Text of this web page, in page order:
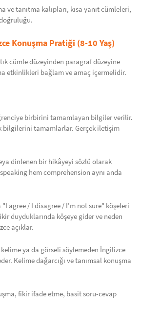
ve tanıtma kalıpları, kısa yanıt cümleleri,
Konuşma Pratiği (8-10 Yaş)
cümle düzeyinden paragraf düzeyine
etkinlikleri bağlam ve amaç içermelidir.
birbirini tamamlayan bilgiler verilir.
bilgilerini tamamlarlar. Gerçek iletişim
dinlenen bir hikâyeyi sözlü olarak
hem comprehension aynı anda
"I agree / I disagree / I'm not sure" köşeleri
duyduklarında köşeye gider ve neden
açıklar.
ya da görseli söylemeden İngilizce
Kelime dağarcığı ve tanımsal konuşma
fikir ifade etme, basit soru-cevap